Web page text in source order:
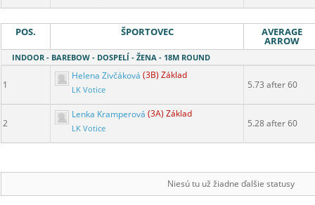
POS. ŠPORTOVEC AVERAGE
ARROW
INDOOR - BAREBOW - DOSPELÍ - ŽENA - 18M ROUND
1
Helena Zivčáková (3B) Základ
LK Votice 5.73 after 60
2
Lenka Kramperová (3A) Základ
LK Votice 5.28 after 60
Niesú tu už žiadne ďalšie statusy